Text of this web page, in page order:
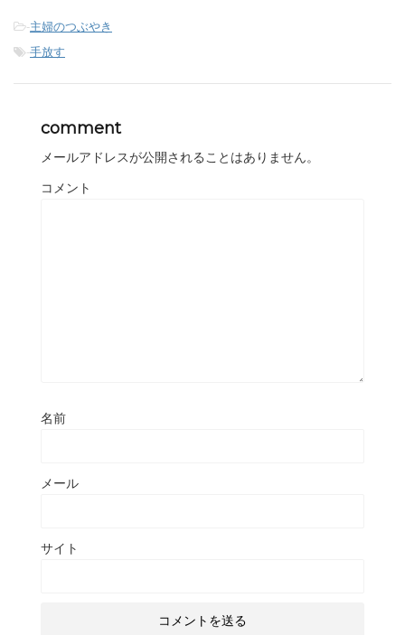
-主婦のつぶやき
-手放す
comment
メールアドレスが公開されることはありません。
コメント
名前
メール
サイト